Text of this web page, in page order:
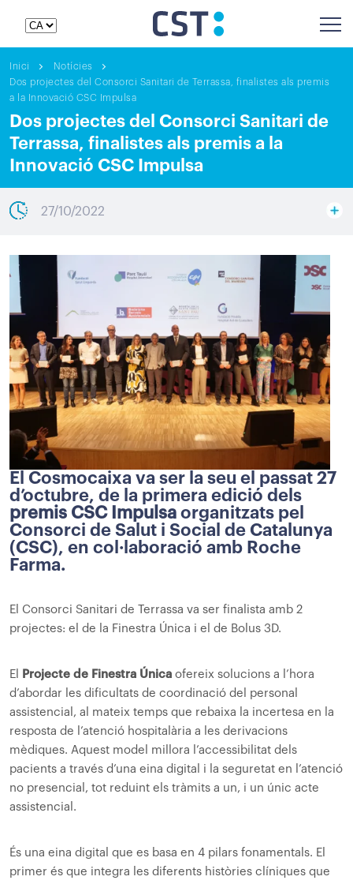
Inici
Notícies
Dos projectes del Consorci Sanitari de Terrassa, finalistes als premis
a la Innovació CSC Impulsa
Dos projectes del Consorci Sanitari de
Terrassa, finalistes als premis a la
Innovació CSC Impulsa
27/10/2022
El Cosmocaixa va ser la seu el passat 27
d’octubre, de la primera edició dels
premis CSC Impulsa organitzats pel
Consorci de Salut i Social de Catalunya
(CSC), en col·laboració amb Roche
Farma.
El Consorci Sanitari de Terrassa va ser finalista amb 2
projectes: el de la Finestra Única i el de Bolus 3D.
El Projecte de Finestra Única ofereix solucions a l’hora
d’abordar les dificultats de coordinació del personal
assistencial, al mateix temps que rebaixa la incertesa en la
resposta de l’atenció hospitalària a les derivacions
mèdiques. Aquest model millora l’accessibilitat dels
pacients a través d’una eina digital i la seguretat en l’atenció
no presencial, tot reduint els tràmits a un, i un únic acte
assistencial.
És una eina digital que es basa en 4 pilars fonamentals. El
primer és que integra les diferents històries clíniques que